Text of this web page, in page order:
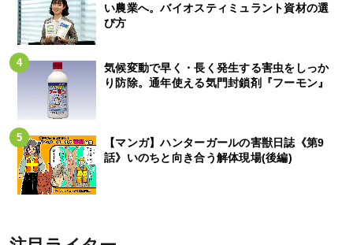
い農業へ。バイオスティミュラント資材の選
び方
気候変動で早く・長く発生する害虫をしっか
り防除。通年使える気門封鎖剤『フーモン』
【マンガ】ハンターガールの害獣日誌《第9
話》いのちと向き合う解体現場(後編)